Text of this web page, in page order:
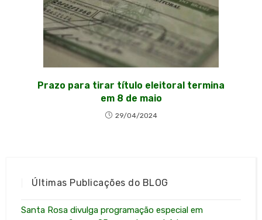
Prazo para tirar título eleitoral termina
em 8 de maio
29/04/2024
Últimas Publicações do BLOG
Santa Rosa divulga programação especial em